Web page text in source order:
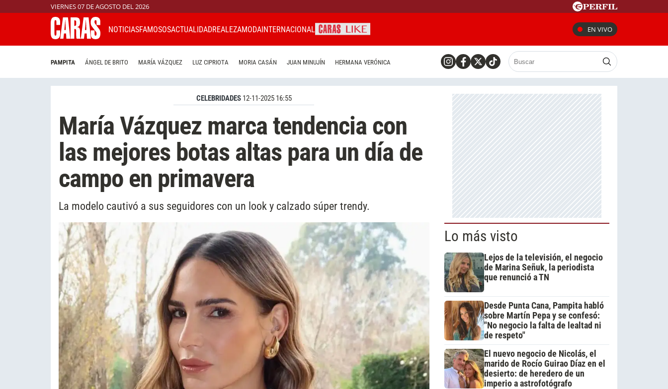
VIERNES 07 DE AGOSTO DEL 2026
NOTICIASFAMOSOSACTUALIDADREALEZAMODAINTERNACIONAL EN VIVO
PAMPITA ÁNGEL DE BRITO MARÍA VÁZQUEZ LUZ CIPRIOTA MORIA CASÁN JUAN MINUJÍN HERMANA VERÓNICA
CELEBRIDADES 12-11-2025 16:55
María Vázquez marca tendencia con
las mejores botas altas para un día de
campo en primavera
La modelo cautivó a sus seguidores con un look y calzado súper trendy.
Lo más visto
Lejos de la televisión, el negocio
de Marina Señuk, la periodista
que renunció a TN
Desde Punta Cana, Pampita habló
sobre Martín Pepa y se confesó:
"No negocio la falta de lealtad ni
de respeto"
El nuevo negocio de Nicolás, el
marido de Rocío Guirao Díaz en el
desierto: de heredero de un
imperio a astrofotógrafo